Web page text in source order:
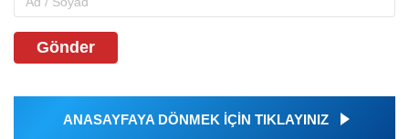
Gönder
ANASAYFAYA DÖNMEK İÇİN TIKLAYINIZ